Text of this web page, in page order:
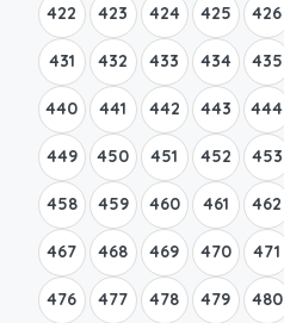
422 423 424 425 426
431 432 433 434 435
440 441 442 443 444
449 450 451 452 453
458 459 460 461 462
467 468 469 470 471
476 477 478 479 480